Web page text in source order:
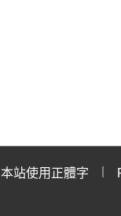
本站使用正體字